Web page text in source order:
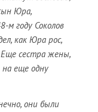
Юра,
м году Соколов
как Юра рос,
Еще сестра жены,
еще одну
они были